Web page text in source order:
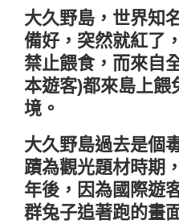
大久野島，世界知
備好，突然就紅了
禁止餵食，而來自
本遊客)都來島上餵
境。
大久野島過去是個
蹟為觀光題材時期
年後，因為國際遊
群兔子追著跑的畫